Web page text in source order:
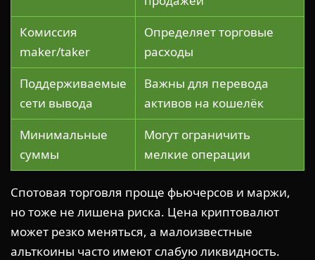
Комиссия
maker/taker
Определяет торговые
расходы
Поддерживаемые
сети вывода
Важны для перевода
активов на кошелёк
Минимальные
суммы
Могут ограничить
мелкие операции
Спотовая торговля проще фьючерсов и маржи,
но тоже не лишена риска. Цена криптовалют
может резко меняться, а малоизвестные
альткоины часто имеют слабую ликвидность.